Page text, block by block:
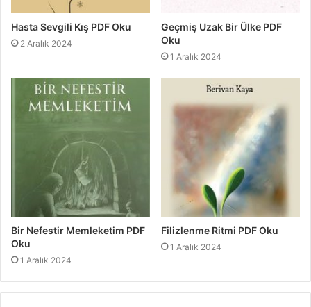
Hasta Sevgili Kış PDF Oku
2 Aralık 2024
Geçmiş Uzak Bir Ülke PDF
Oku
1 Aralık 2024
Bir Nefestir Memleketim PDF
Oku
1 Aralık 2024
Filizlenme Ritmi PDF Oku
1 Aralık 2024